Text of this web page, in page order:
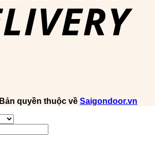
Bản quyền thuộc về Saigondoor.vn